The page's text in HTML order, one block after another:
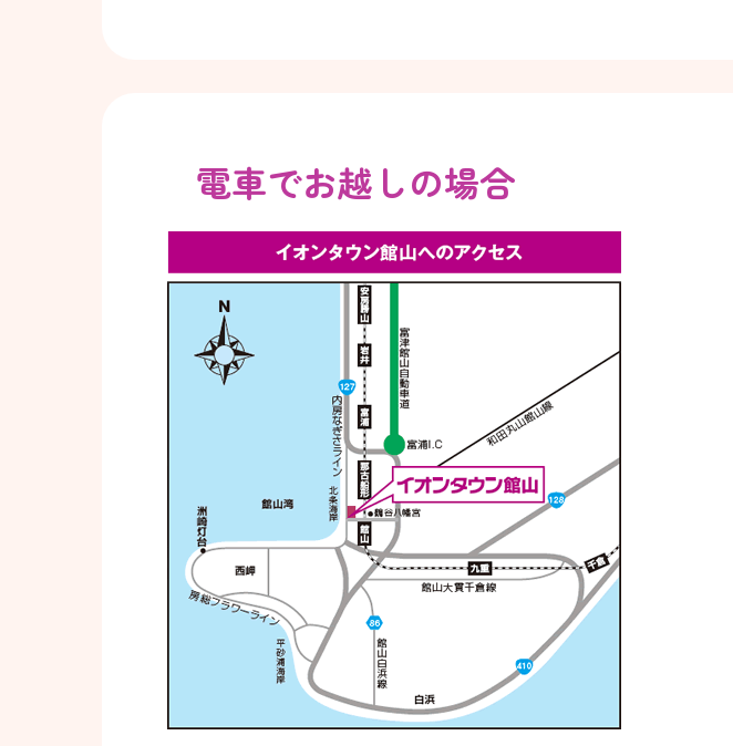
電車でお越しの場合